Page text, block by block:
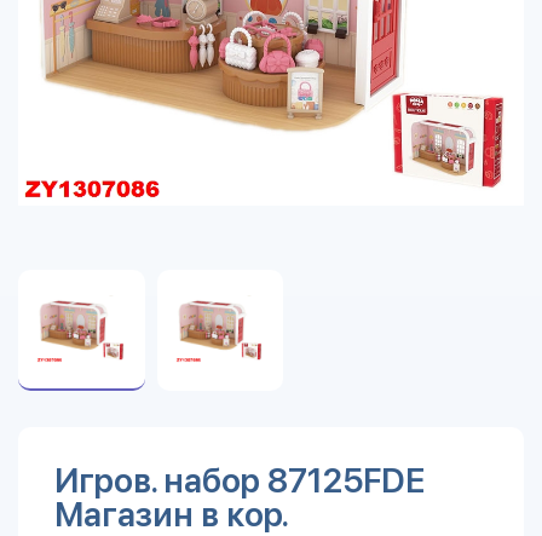
Игров. набор 87125FDE
Магазин в кор.